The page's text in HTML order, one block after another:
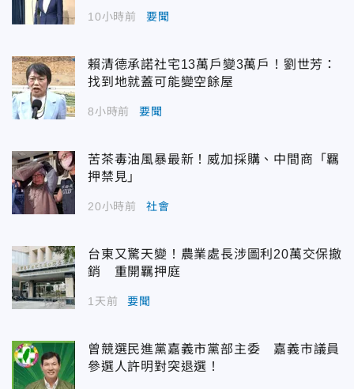
10小時前 要聞
賴清德承諾社宅13萬戶變3萬戶！劉世芳：
找到地就蓋可能變空餘屋
8小時前 要聞
苦茶毒油風暴最新！威加採購、中間商「羈
押禁見」
20小時前 社會
台東又驚天變！農業處長涉圖利20萬交保撤
銷 重開羈押庭
1天前 要聞
曾競選民進黨嘉義市黨部主委 嘉義市議員
參選人許明對突退選！